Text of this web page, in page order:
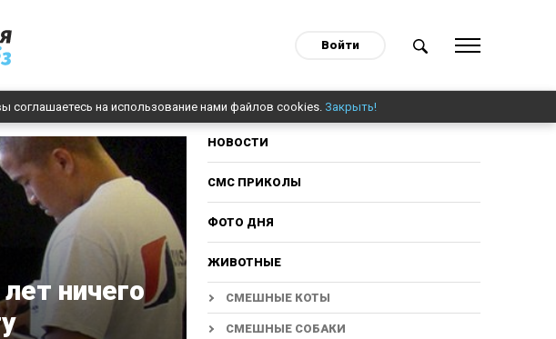
Войти
соглашаетесь на использование нами файлов cookies. Закрыть!
ничего
НОВОСТИ
СМС ПРИКОЛЫ
ФОТО ДНЯ
ЖИВОТНЫЕ
СМЕШНЫЕ КОТЫ
СМЕШНЫЕ СОБАКИ